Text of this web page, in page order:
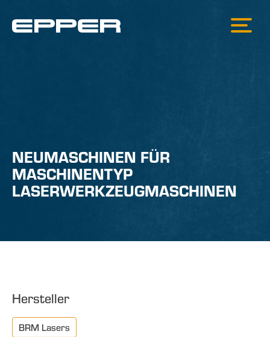
NEUMASCHINEN FÜR
MASCHINENTYP
LASERWERKZEUGMASCHINEN
Hersteller
BRM Lasers